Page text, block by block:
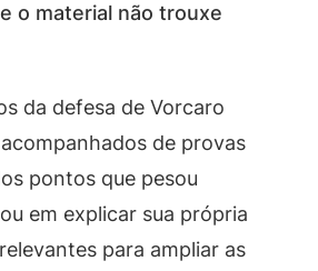
o material não trouxe
da defesa de Vorcaro
de provas
pontos que pesou
em explicar sua própria
para ampliar as